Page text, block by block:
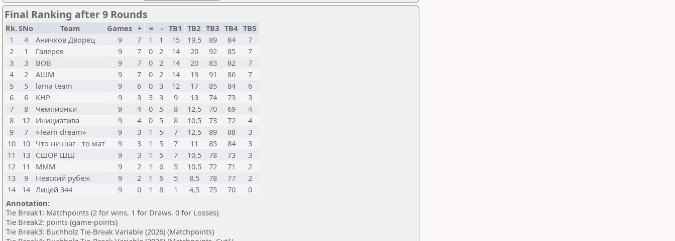
Final Ranking after 9 Rounds
Rk.SNo Team Games + = - TB1 TB2 TB3 TB4 TB5
1
4 Аничков Дворец 9 7 1 1 15 19,5 89 84
7
2
1 Галерея 9 7 0 2 14 20 92 85
7
3
3 ВОВ 9 7 0 2 14 20 83 82
7
4
2 АШМ 9 7 0 2 14 19 91 86
7
5
5 lama team 9 6 0 3 12 17 85 84
6
6
6 КНР 9 3 3 3 9 13 74 73
3
7
8 Чемпионки 9 4 0 5 8 12,5 70 69
4
8
12 Инициатива 9 4 0 5 8 10,5 73 72
4
9
7 «Team dream» 9 3 1 5 7 12,5 89 88
3
10
10 Что ни шаг - то мат 9 3 1 5 7 11 85 84
3
11
13 СШОР ШШ 9 3 1 5 7 10,5 78 73
3
12
11 МММ 9 2 1 6 5 10,5 72 71
2
13
9 Невский рубеж 9 2 1 6 5 8,5 78 77
2
14
14 Лицей 344 9 0 1 8 1 4,5 75 70
0
Annotation:
Tie Break1: Matchpoints (2 for wins, 1 for Draws, 0 for Losses)
Tie Break2: points (game-points)
Tie Break3: Buchholz Tie-Break Variable (2026) (Matchpoints)